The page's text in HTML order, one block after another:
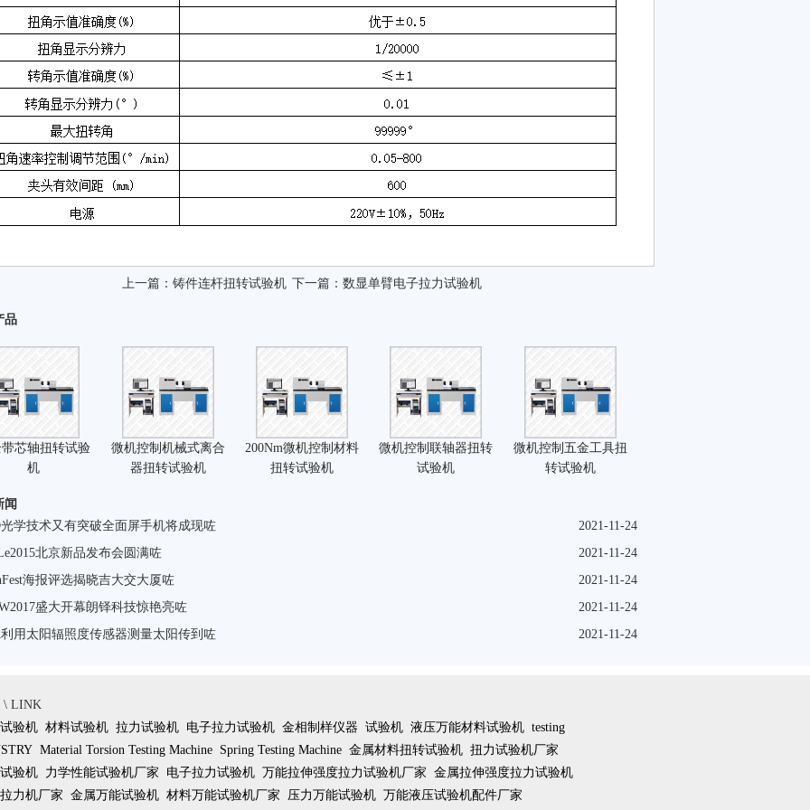
上一篇： 铸件连杆扭转试验机 下一篇： 数显单臂电子拉力试验机
品
芯轴扭转试验
机
微机控制机械式离合
器扭转试验机
200Nm微机控制材料
扭转试验机
微机控制联轴器扭转
试验机
微机控制五金工具扭
转试验机
闻
2021-11-24
学技术又有突破全面屏手机将成现咗
2021-11-24
北京新品发布会圆满咗
2021-11-24
海报评选揭晓吉大交大厦咗
2021-11-24
盛大开幕朗铎科技惊艳亮咗
2021-11-24
用太阳辐照度传感器测量太阳传到咗
\ LINK
验机 材料试验机 拉力试验机 电子拉力试验机 金相制样仪器 试验机 液压万能材料试验机 testing
Material Torsion Testing Machine Spring Testing Machine 金属材料扭转试验机 扭力试验机厂家
验机 力学性能试验机厂家 电子拉力试验机 万能拉伸强度拉力试验机厂家 金属拉伸强度拉力试验机
力机厂家 金属万能试验机 材料万能试验机厂家 压力万能试验机 万能液压试验机配件厂家